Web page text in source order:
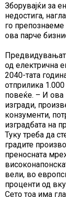
Зборувајќи за
недостига,
го
ова парче
од електрична
2040-тата
отприлика
повеќе. – И ова
изгради,
конзументи,
изградбата на
Туку треба да
градите
преносната
вели, во
проценти од
Сето тоа има